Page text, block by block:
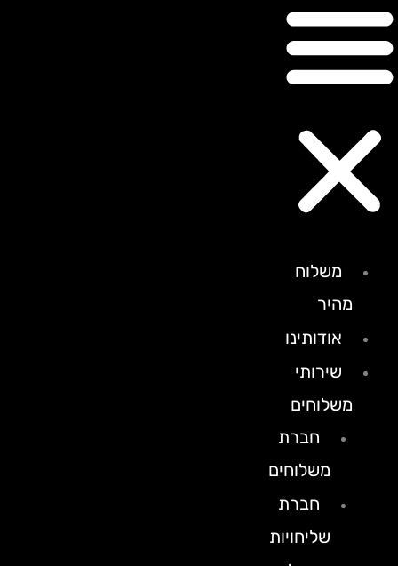
משלוח
מהיר
אודותינו
שירותי
משלוחים
חברת
משלוחים
חברת
שליחויות